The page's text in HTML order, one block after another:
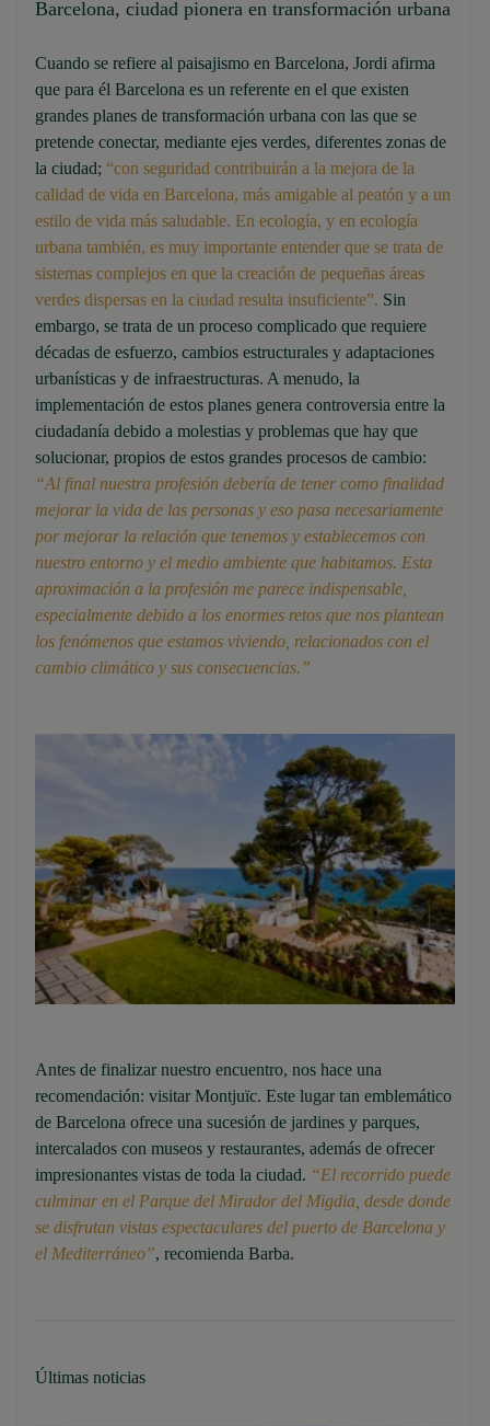
Barcelona, ciudad pionera en transformación urbana
Cuando se refiere al paisajismo en Barcelona, Jordi afirma
que para él Barcelona es un referente en el que existen
grandes planes de transformación urbana con las que se
pretende conectar, mediante ejes verdes, diferentes zonas de
la ciudad; “con seguridad contribuirán a la mejora de la
calidad de vida en Barcelona, más amigable al peatón y a un
estilo de vida más saludable. En ecología, y en ecología
urbana también, es muy importante entender que se trata de
sistemas complejos en que la creación de pequeñas áreas
verdes dispersas en la ciudad resulta insuficiente”. Sin
embargo, se trata de un proceso complicado que requiere
décadas de esfuerzo, cambios estructurales y adaptaciones
urbanísticas y de infraestructuras. A menudo, la
implementación de estos planes genera controversia entre la
ciudadanía debido a molestias y problemas que hay que
solucionar, propios de estos grandes procesos de cambio:
“Al final nuestra profesión debería de tener como finalidad
mejorar la vida de las personas y eso pasa necesariamente
por mejorar la relación que tenemos y establecemos con
nuestro entorno y el medio ambiente que habitamos. Esta
aproximación a la profesión me parece indispensable,
especialmente debido a los enormes retos que nos plantean
los fenómenos que estamos viviendo, relacionados con el
cambio climático y sus consecuencias.”
Antes de finalizar nuestro encuentro, nos hace una
recomendación: visitar Montjuïc. Este lugar tan emblemático
de Barcelona ofrece una sucesión de jardines y parques,
intercalados con museos y restaurantes, además de ofrecer
impresionantes vistas de toda la ciudad. “El recorrido puede
culminar en el Parque del Mirador del Migdia, desde donde
se disfrutan vistas espectaculares del puerto de Barcelona y
el Mediterráneo”, recomienda Barba.
Últimas noticias